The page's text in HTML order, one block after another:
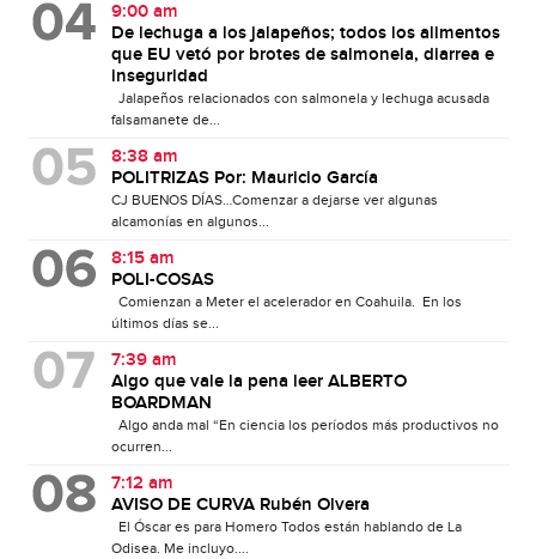
9:00 am
De lechuga a los jalapeños; todos los alimentos
que EU vetó por brotes de salmonela, diarrea e
inseguridad
Jalapeños relacionados con salmonela y lechuga acusada
falsamanete de...
8:38 am
POLITRIZAS Por: Mauricio García
CJ BUENOS DÍAS…Comenzar a dejarse ver algunas
alcamonías en algunos...
8:15 am
POLI-COSAS
Comienzan a Meter el acelerador en Coahuila. En los
últimos días se...
7:39 am
Algo que vale la pena leer ALBERTO
BOARDMAN
Algo anda mal “En ciencia los períodos más productivos no
ocurren...
7:12 am
AVISO DE CURVA Rubén Olvera
El Óscar es para Homero Todos están hablando de La
Odisea. Me incluyo....